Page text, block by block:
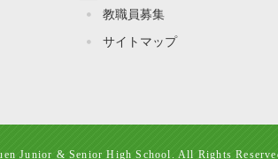
教職員募集
サイトマップ
Junior & Senior High School. All Rights